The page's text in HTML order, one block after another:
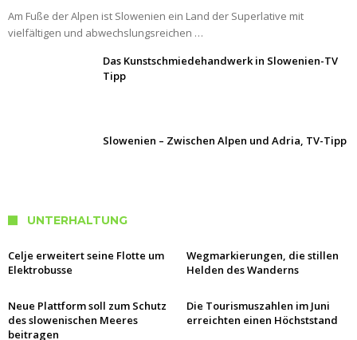
Am Fuße der Alpen ist Slowenien ein Land der Superlative mit
vielfältigen und abwechslungsreichen …
Das Kunstschmiedehandwerk in Slowenien-TV
Tipp
Slowenien – Zwischen Alpen und Adria, TV-Tipp
UNTERHALTUNG
Celje erweitert seine Flotte um
Elektrobusse
Wegmarkierungen, die stillen
Helden des Wanderns
Neue Plattform soll zum Schutz
des slowenischen Meeres
beitragen
Die Tourismuszahlen im Juni
erreichten einen Höchststand